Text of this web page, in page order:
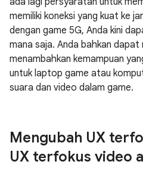
memiliki koneksi yang kuat ke
dengan game 5G, Anda kini
mana saja. Anda bahkan
menambahkan kemampuan
untuk laptop game atau
suara dan video dalam game.
Mengubah UX
UX terfokus video